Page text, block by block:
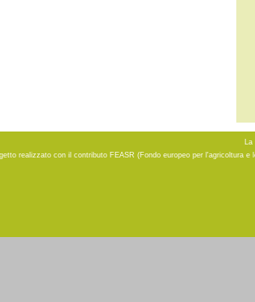
La
realizzato con il contributo FEASR (Fondo europeo per l'agricoltura